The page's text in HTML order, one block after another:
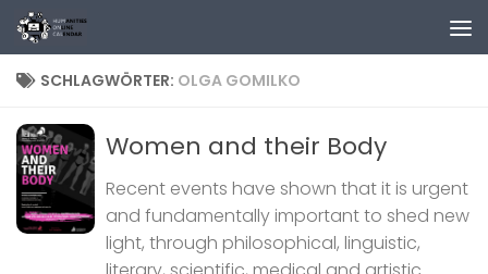
Zum Inhalt springen
SCHLAGWÖRTER: OLGA GOMILKO
Women and their Body
Recent events have shown that it is urgent
and fundamentally important to shed new
light, through philosophical, linguistic,